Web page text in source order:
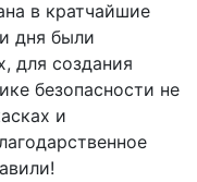
в кратчайшие
дня были
для создания
безопасности не
и